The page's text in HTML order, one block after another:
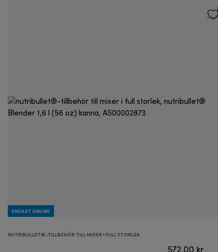
ENDAST ONLINE
NUTRIBULLET®-TILLBEHÖR TILL MIXER I FULL STORLEK